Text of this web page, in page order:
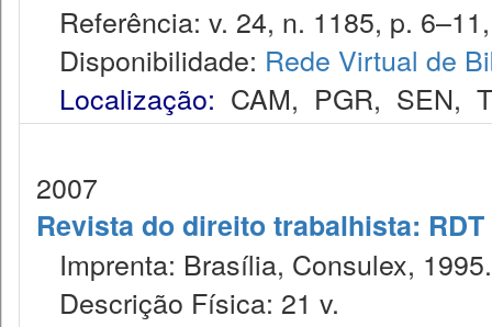
Referência: v. 24, n. 1185, p.
Disponibilidade: Rede Virtual de
Localização: CAM, PGR, SEN,
2007
Revista do direito trabalhista: RDT
Imprenta: Brasília, Consulex, 1995.
Descrição Física: 21 v.